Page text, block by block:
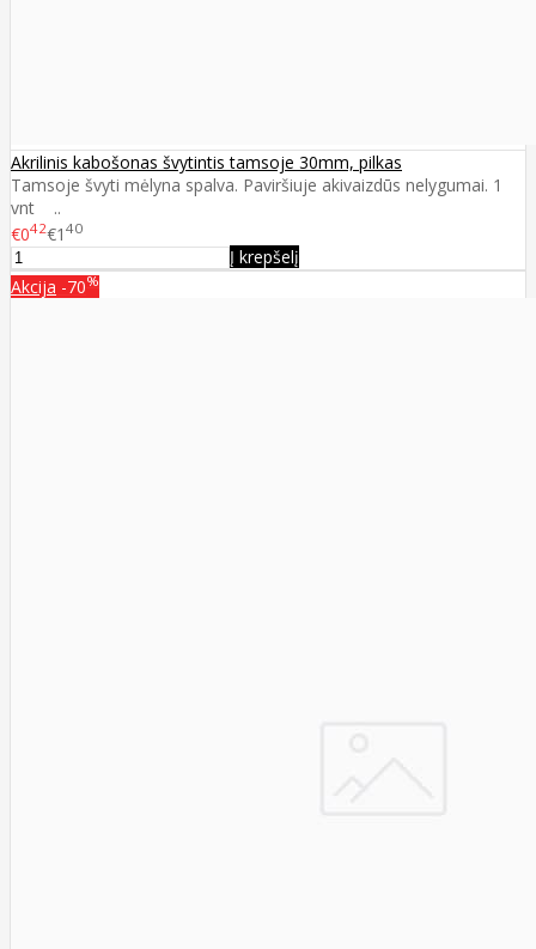
Akrilinis kabošonas švytintis tamsoje 30mm, pilkas
Tamsoje švyti mėlyna spalva. Paviršiuje akivaizdūs nelygumai. 1
vnt ..
€042€1 40
Į krepšelį
Akcija -70%